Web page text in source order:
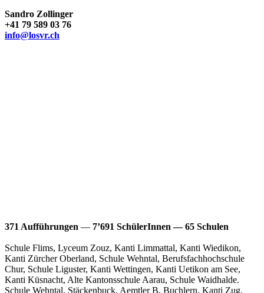
San­dro Zollinger
+41 79 589 03 76
info@losvr.ch
371 Auf­führun­gen — 7’691 Schü­lerIn­nen — 65 Schulen
Schule Flims, Lyceum Zouz, Kan­ti Lim­mat­tal, Kan­ti Wiedikon,
Kan­ti Zürcher Ober­land, Schule Wehn­tal, Berufs­fach­hochschule
Chur, Schule Liguster, Kan­ti Wet­tin­gen, Kan­ti Uetikon am See,
Kan­ti Küs­nacht, Alte Kan­ton­ss­chule Aarau, Schule Waid­halde.
Schule Wehn­tal, Stäck­en­buck, Aemtler B, Buch­lern, Kan­ti Zug,